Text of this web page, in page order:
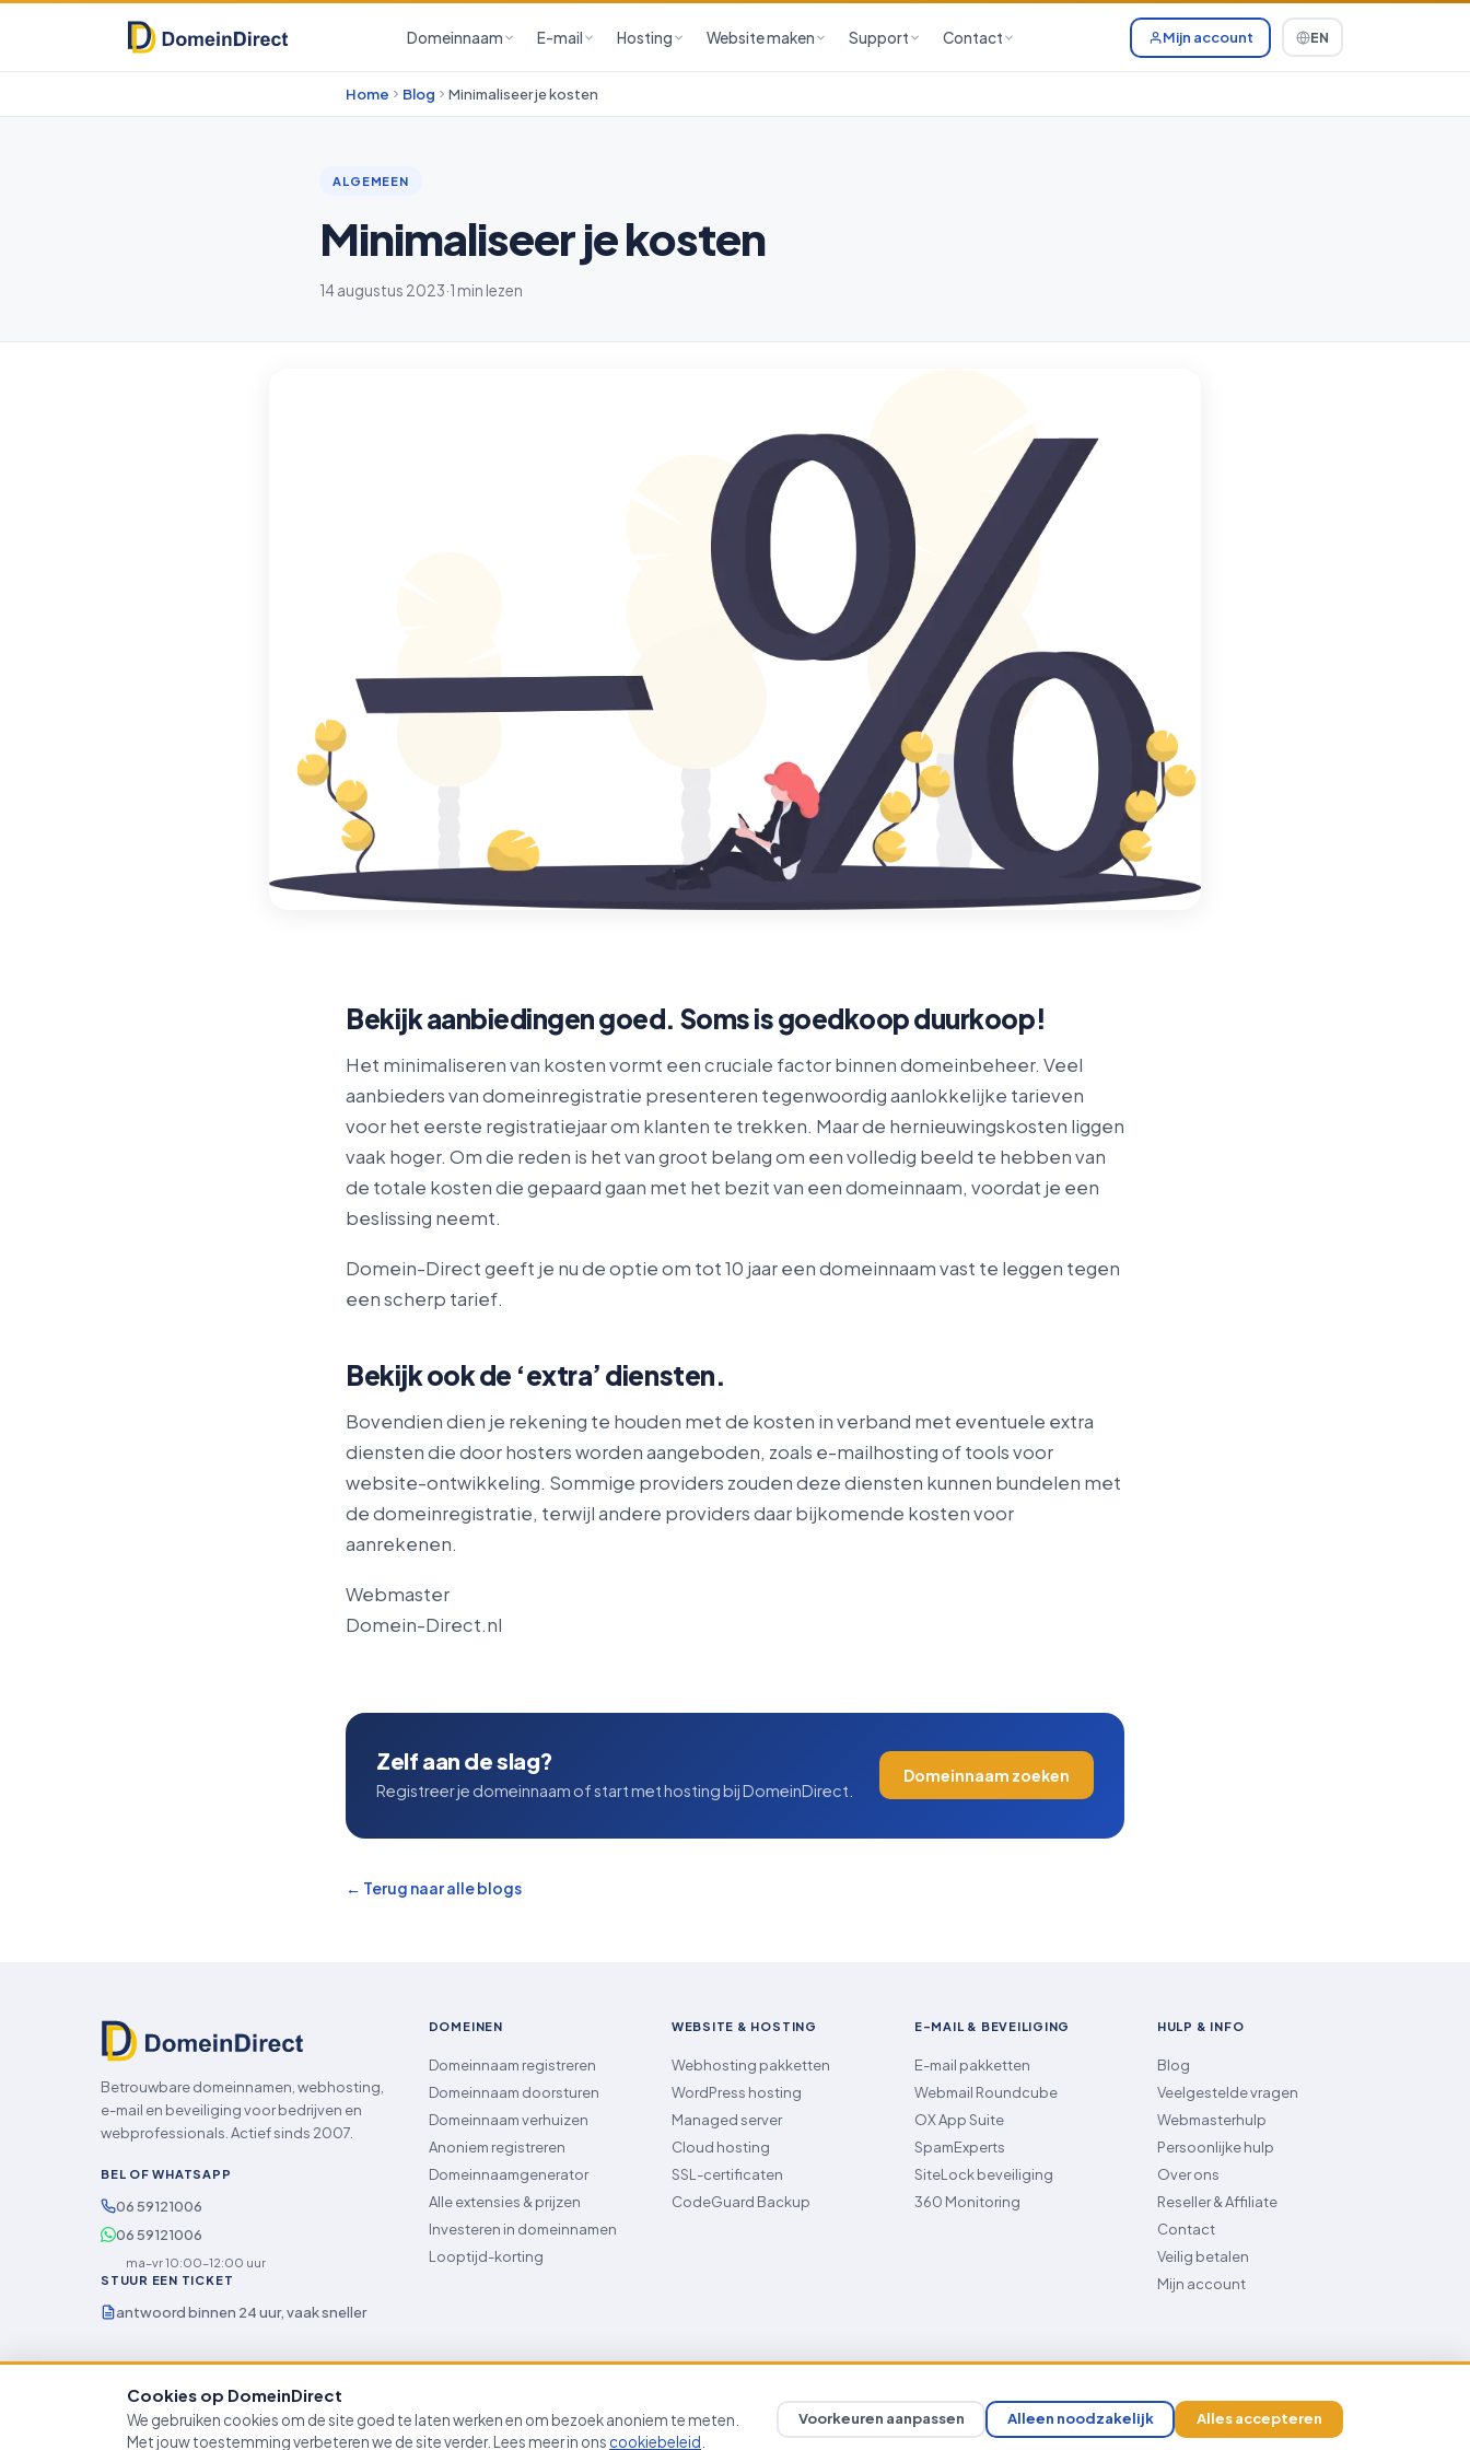
Domeinnaam E-mail Hosting Website maken Support Contact Mijn account EN
Home Blog Minimaliseer je kosten
ALGEMEEN
Minimaliseer je kosten
14 augustus 2023·1 min lezen
Bekijk aanbiedingen goed. Soms is goedkoop duurkoop!
Het minimaliseren van kosten vormt een cruciale factor binnen domeinbeheer. Veel
aanbieders van domeinregistratie presenteren tegenwoordig aanlokkelijke tarieven
voor het eerste registratiejaar om klanten te trekken. Maar de hernieuwingskosten liggen
vaak hoger. Om die reden is het van groot belang om een volledig beeld te hebben van
de totale kosten die gepaard gaan met het bezit van een domeinnaam, voordat je een
beslissing neemt.
Domein-Direct geeft je nu de optie om tot 10 jaar een domeinnaam vast te leggen tegen
een scherp tarief.
Bekijk ook de ‘extra’ diensten.
Bovendien dien je rekening te houden met de kosten in verband met eventuele extra
diensten die door hosters worden aangeboden, zoals e-mailhosting of tools voor
website-ontwikkeling. Sommige providers zouden deze diensten kunnen bundelen met
de domeinregistratie, terwijl andere providers daar bijkomende kosten voor
aanrekenen.
Webmaster
Domein-Direct.nl
Zelf aan de slag?
Registreer je domeinnaam of start met hosting bij DomeinDirect.
Domeinnaam zoeken
← Terug naar alle blogs
Betrouwbare domeinnamen, webhosting,
e-mail en beveiliging voor bedrijven en
webprofessionals. Actief sinds 2007.
BEL OF WHATSAPP
06 59121006
06 59121006
ma–vr 10:00–12:00 uur
STUUR EEN TICKET
antwoord binnen 24 uur, vaak sneller
DOMEINEN
Domeinnaam registreren
Domeinnaam doorsturen
Domeinnaam verhuizen
Anoniem registreren
Domeinnaamgenerator
Alle extensies & prijzen
Investeren in domeinnamen
Looptijd-korting
WEBSITE & HOSTING
Webhosting pakketten
WordPress hosting
Managed server
Cloud hosting
SSL-certificaten
CodeGuard Backup
E-MAIL & BEVEILIGING
E-mail pakketten
Webmail Roundcube
OX App Suite
SpamExperts
SiteLock beveiliging
360 Monitoring
HULP & INFO
Blog
Veelgestelde vragen
Webmasterhulp
Persoonlijke hulp
Over ons
Reseller & Affiliate
Contact
Veilig betalen
Mijn account
© 2007–2026 DomeinDirect · van Schuppenstraat 5, 5253DD Nieuwkuijk · Prijzen excl. BTW
Algemene voorwaardenHelpdeskPrivacy- & cookiebeleid Melding illegale inhoudVerlenging & annuleringSitemap Cookievoorkeuren
AVG/GDPR Groene hosting NL & DE servers
Cookies op DomeinDirect
We gebruiken cookies om de site goed te laten werken en om bezoek anoniem te meten.
Met jouw toestemming verbeteren we de site verder. Lees meer in ons cookiebeleid
Voorkeuren aanpassen Alleen noodzakelijk Alles accepteren